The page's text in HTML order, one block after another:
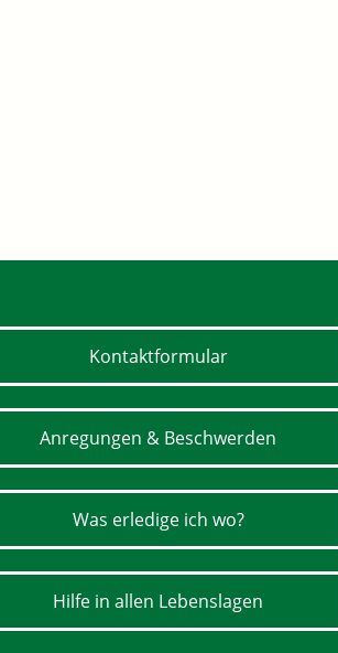
Kontaktformular
Anregungen & Beschwerden
Was erledige ich wo?
Hilfe in allen Lebenslagen